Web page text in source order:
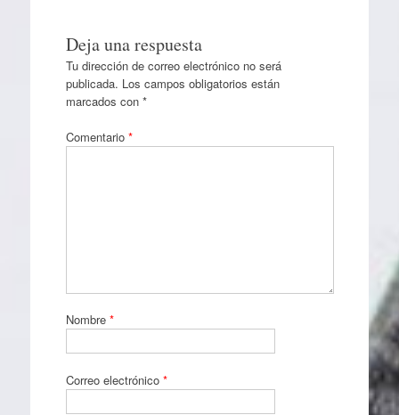
Deja una respuesta
Tu dirección de correo electrónico no será
publicada. Los campos obligatorios están
marcados con *
Comentario *
Nombre *
Correo electrónico *